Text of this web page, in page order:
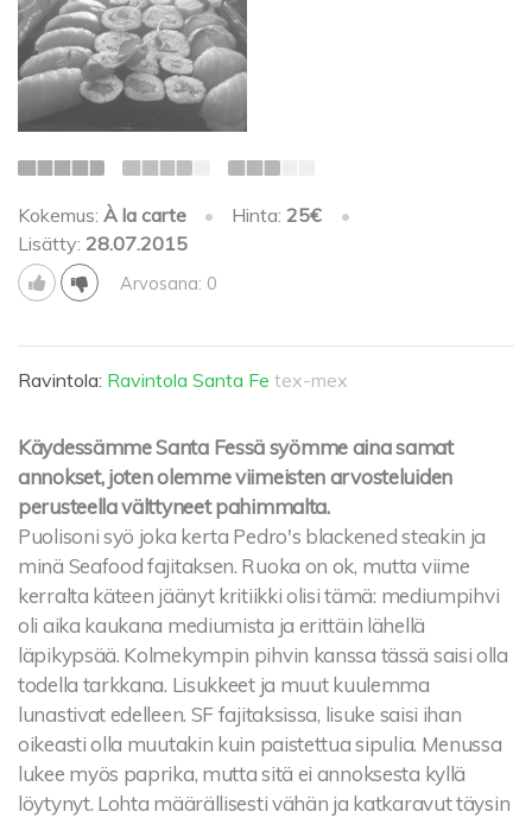
Kokemus: À la carte • Hinta: 25€
•
Lisätty: 28.07.2015
Arvosana: 0
Ravintola: Ravintola Santa Fe tex-mex
Käydessämme Santa Fessä syömme aina samat
annokset, joten olemme viimeisten arvosteluiden
perusteella välttyneet pahimmalta.
Puolisoni syö joka kerta Pedro's blackened steakin ja
minä Seafood fajitaksen. Ruoka on ok, mutta viime
kerralta käteen jäänyt kritiikki olisi tämä: mediumpihvi
oli aika kaukana mediumista ja erittäin lähellä
läpikypsää. Kolmekympin pihvin kanssa tässä saisi olla
todella tarkkana. Lisukkeet ja muut kuulemma
lunastivat edelleen. SF fajitaksissa, lisuke saisi ihan
oikeasti olla muutakin kuin paistettua sipulia. Menussa
lukee myös paprika, mutta sitä ei annoksesta kyllä
löytynyt. Lohta määrällisesti vähän ja katkaravut täysin